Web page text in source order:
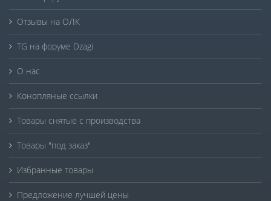
Отзывы на ОЛК
TG на форуме Dzagi
О нас
Конопляные ссылки
Товары снятые с производства
Товары "под заказ"
Избранные товары
Предложение лучшей цены